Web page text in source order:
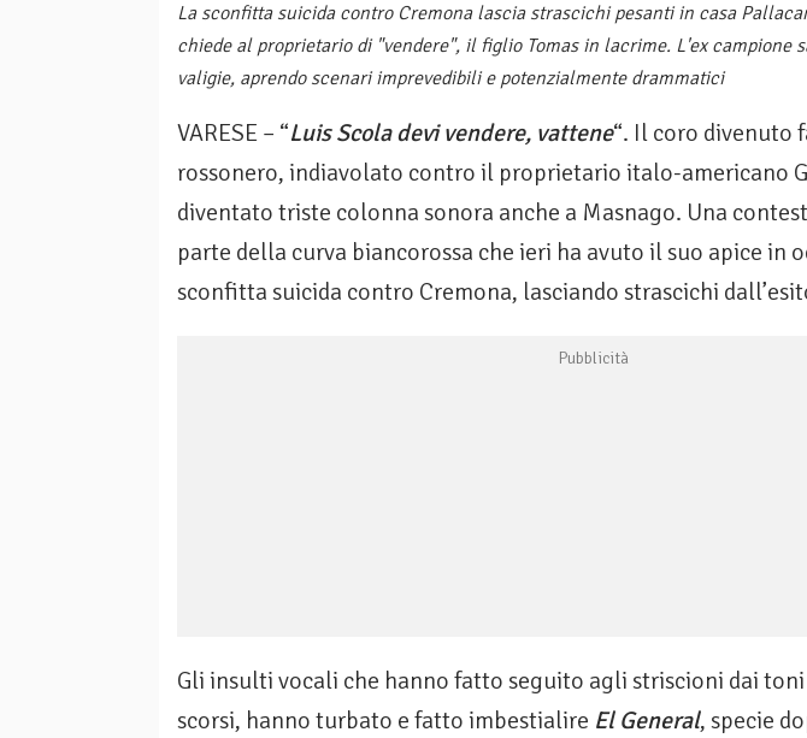
La sconfitta suicida contro Cremona lascia strascichi pesanti in casa
chiede al proprietario di "vendere", il figlio Tomas in lacrime. L'ex campione
valigie, aprendo scenari imprevedibili e potenzialmente drammatici
VARESE – “Luis Scola devi vendere, vattene“. Il coro divenuto
rossonero, indiavolato contro il proprietario italo-americano
diventato triste colonna sonora anche a Masnago. Una
parte della curva biancorossa che ieri ha avuto il suo apice in
sconfitta suicida contro Cremona, lasciando strascichi
Gli insulti vocali che hanno fatto seguito agli striscioni dai
scorsi, hanno turbato e fatto imbestialire El General, specie